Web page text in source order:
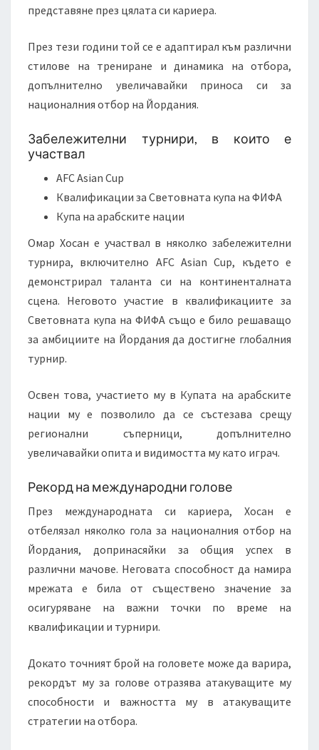
представяне през цялата си кариера.
През тези години той се е адаптирал към различни
стилове на трениране и динамика на отбора,
допълнително увеличавайки приноса си за
националния отбор на Йордания.
Забележителни турнири, в които е
участвал
AFC Asian Cup
Квалификации за Световната купа на ФИФА
Купа на арабските нации
Омар Хосан е участвал в няколко забележителни
турнира, включително AFC Asian Cup, където е
демонстрирал таланта си на континенталната
сцена. Неговото участие в квалификациите за
Световната купа на ФИФА също е било решаващо
за амбициите на Йордания да достигне глобалния
турнир.
Освен това, участието му в Купата на арабските
нации му е позволило да се състезава срещу
регионални съперници, допълнително
увеличавайки опита и видимостта му като играч.
Рекорд на международни голове
През международната си кариера, Хосан е
отбелязал няколко гола за националния отбор на
Йордания, допринасяйки за общия успех в
различни мачове. Неговата способност да намира
мрежата е била от съществено значение за
осигуряване на важни точки по време на
квалификации и турнири.
Докато точният брой на головете може да варира,
рекордът му за голове отразява атакуващите му
способности и важността му в атакуващите
стратегии на отбора.